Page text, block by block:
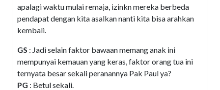
apalagi waktu mulai remaja, izinkn mereka berbeda
pendapat dengan kita asalkan nanti kita bisa arahkan
kembali.
GS : Jadi selain faktor bawaan memang anak ini
mempunyai kemauan yang keras, faktor orang tua ini
ternyata besar sekali peranannya Pak Paul ya?
PG : Betul sekali.